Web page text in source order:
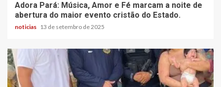
Adora Pará: Música, Amor e Fé marcam a noite de
abertura do maior evento cristão do Estado.
noticias 13 de setembro de 2025